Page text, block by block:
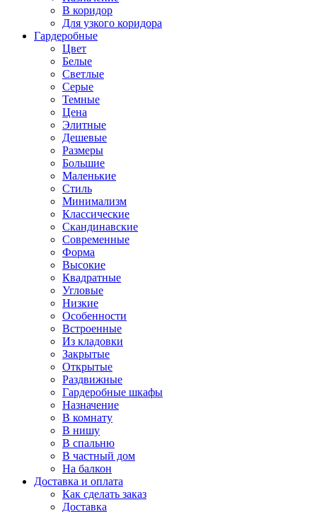
В коридор
Для узкого коридора
Гардеробные
Цвет
Белые
Светлые
Серые
Темные
Цена
Элитные
Дешевые
Размеры
Большие
Маленькие
Стиль
Минимализм
Классические
Скандинавские
Современные
Форма
Высокие
Квадратные
Угловые
Низкие
Особенности
Встроенные
Из кладовки
Закрытые
Открытые
Раздвижные
Гардеробные шкафы
Назначение
В комнату
В нишу
В спальню
В частный дом
На балкон
Доставка и оплата
Как сделать заказ
Доставка